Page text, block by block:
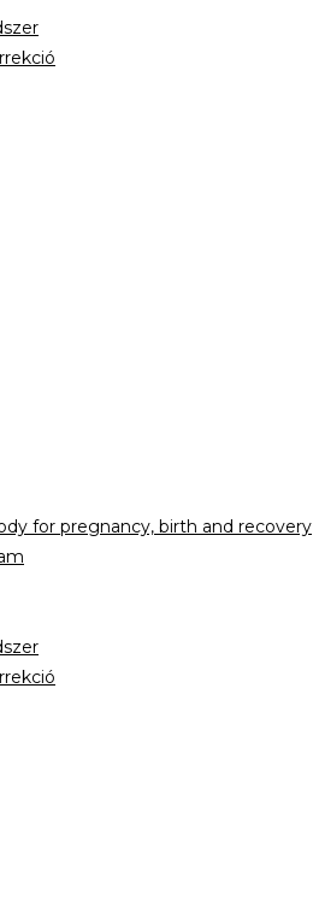
for pregnancy, birth and recovery